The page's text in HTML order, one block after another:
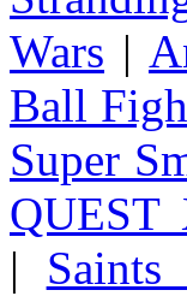
Wars |
Ball
Super
QUEST
| Saints